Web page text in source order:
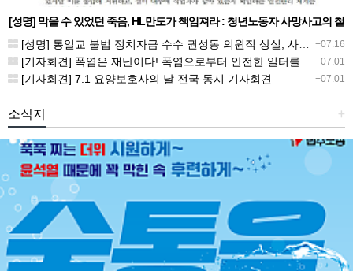
[성명] 막을 수 있었던 죽음, HL만도가 책임져라 : 청년노동자 사망사고의 철
저한 진상규명과 재발방지 대책 마련하라
+07.16
[성명] 통일교 불법 정치자금 수수 권성동 의원직 상실, 사필귀정이다
+07.01
[기자회견] 폭염은 재난이다! 폭염으로부터 안전한 일터를 위한 민주노총 강원지역본부 폭염감시단 선포 기자회견
+07.01
[기자회견] 7.1 요양보호사의 날 전국 동시 기자회견
+
소식지